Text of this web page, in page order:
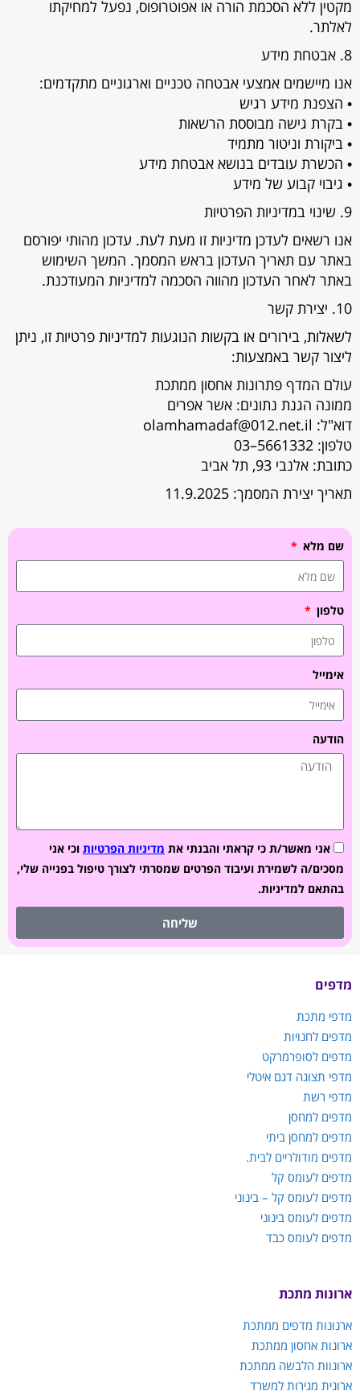
מקטין ללא הסכמת הורה או אפוטרופוס, נפעל למחיקתו
לאלתר.
8. אבטחת מידע
אנו מיישמים אמצעי אבטחה טכניים וארגוניים מתקדמים:
• הצפנת מידע רגיש
• בקרת גישה מבוססת הרשאות
• ביקורת וניטור מתמיד
• הכשרת עובדים בנושא אבטחת מידע
• גיבוי קבוע של מידע
9. שינוי במדיניות הפרטיות
אנו רשאים לעדכן מדיניות זו מעת לעת. עדכון מהותי יפורסם
באתר עם תאריך העדכון בראש המסמך. המשך השימוש
באתר לאחר העדכון מהווה הסכמה למדיניות המעודכנת.
10. יצירת קשר
לשאלות, בירורים או בקשות הנוגעות למדיניות פרטיות זו, ניתן
ליצור קשר באמצעות:
עולם המדף פתרונות אחסון ממתכת
ממונה הגנת נתונים: אשר אפרים
דוא"ל: olamhamadaf@012.net.il
טלפון: 5661332–03
כתובת: אלנבי 93, תל אביב
תאריך יצירת המסמך: 11.9.2025
שם מלא
טלפון
אימייל
הודעה
אני מאשר/ת כי קראתי והבנתי את מדיניות הפרטיות וכי אני
מסכים/ה לשמירת ועיבוד הפרטים שמסרתי לצורך טיפול בפנייה שלי,
בהתאם למדיניות.
שליחה
מדפים
מדפי מתכת
מדפים לחנויות
מדפים לסופרמרקט
מדפי תצוגה דגם איטלי
מדפי רשת
מדפים למחסן
מדפים למחסן ביתי
מדפים מודולריים לבית.
מדפים לעומס קל
מדפים לעומס קל – בינוני
מדפים לעומס בינוני
מדפים לעומס כבד
ארונות מתכת
ארנונות מדפים ממתכת
ארונות אחסון ממתכת
ארונוות הלבשה ממתכת
ארונית מגירות למשרד